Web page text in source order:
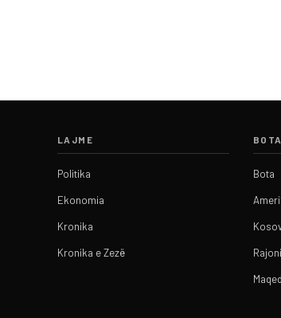
LAJME
Politika
Ekonomia
Kronika
Kronika e Zezë
Bota
Rajoni